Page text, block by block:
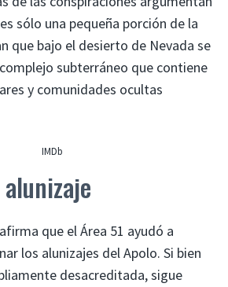
sólo una pequeña porción de la
que bajo el desierto de Nevada se
subterráneo que contiene
y comunidades ocultas
IMDb
que el Área 51 ayudó a
los alunizajes del Apolo. Si bien
desacreditada, sigue